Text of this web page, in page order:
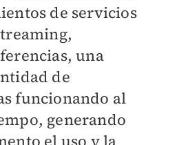
de servicios
una
de
funcionando al
generando